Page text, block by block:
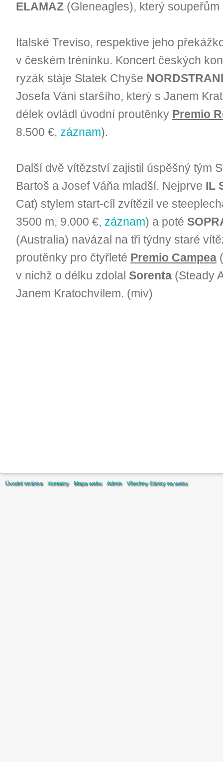
ELAMAZ (Gleneagles), který
Italské Treviso, respektive jeho
v českém tréninku. Koncert českých
ryzák stáje Statek Chyše
Josefa Váni staršího, který s Janem
délek ovládl úvodní proutěnky Premio
8.500 €, záznam).
Další dvě vítězství zajistil úspěšný tým
Bartoš a Josef Váňa mladší. Nejprve IL
Cat) stylem start-cíl zvítězil ve
3500 m, 9.000 €, záznam) a poté
(Australia) navázal na tři týdny staré
proutěnky pro čtyřleté Premio Campea
v nichž o délku zdolal Sorenta (Steady
Janem Kratochvílem. (miv)
Úvodní stránka Kontakty Mapa webu Admin Všechny články na webu